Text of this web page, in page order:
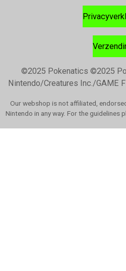
©2025 Pokenatics ©2025
Nintendo/Creatures Inc./GAME
Our webshop is not affiliated,
Nintendo in any way. For the guidelines